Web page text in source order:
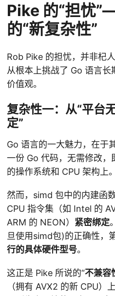
Pike 的“担忧
的“新复杂性”
Rob Pike 的担忧，并非杞
从根本上挑战了 Go 语言
价值观。
复杂性一：从“平台
定”
Go 语言的一大魅力，在于
一份 Go 代码，无需修改，
的操作系统和 CPU 架构上。
然而，simd 包中的内建函
CPU 指令集（如 Intel 的
ARM 的 NEON） 紧密绑定
旦使用simd包)的正确性，
行的具体硬件型号。
这正是 Pike 所说的“不兼容
（拥有 AVX2 的新 CPU）